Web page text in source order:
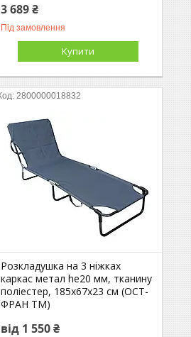
3 689 ₴
Під замовлення
Купити
2800000018832
Розкладушка на 3 ніжках
каркас метал he20 мм, тканину
поліестер, 185х67х23 см (ОСТ-
ФРАН ТМ)
від 1 550 ₴